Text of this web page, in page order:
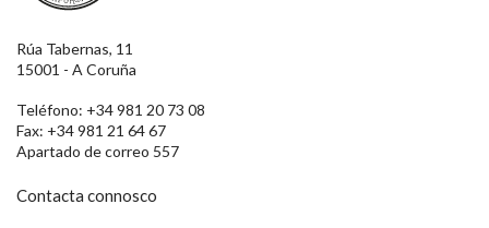
Rúa Tabernas, 11
15001 - A Coruña
Teléfono: +34 981 20 73 08
Fax: +34 981 21 64 67
Apartado de correo 557
Contacta connosco